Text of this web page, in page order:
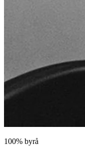
100% byrå